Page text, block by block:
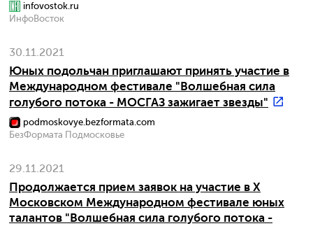
infovostok.ru
ИнфоВосток
30.11.2021
Юных подольчан приглашают принять участие в
Международном фестивале "Волшебная сила
голубого потока - МОСГАЗ зажигает звезды"
podmoskovye.bezformata.com
БезФормата Подмосковье
29.11.2021
Продолжается прием заявок на участие в X
Московском Международном фестивале юных
талантов "Волшебная сила голубого потока -